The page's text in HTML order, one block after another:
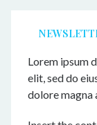
Lorem ipsum
elit, sed do
dolore magna